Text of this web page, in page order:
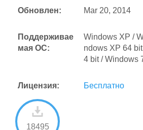
Обновлен: Mar 20, 2014
Поддерживае
мая ОС:
Windows XP /
ndows XP 64
4 bit / Windows
Лицензия: Бесплатно
18495